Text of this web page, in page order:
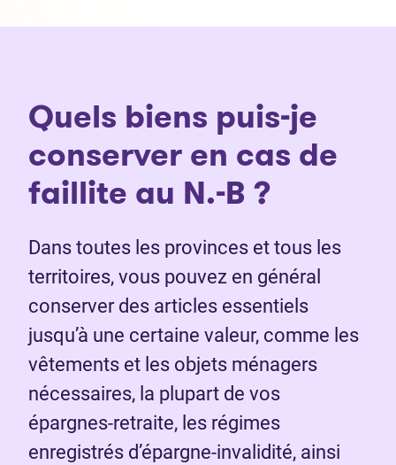
Quels biens puis-je
conserver en cas de
faillite au N.-B ?
Dans toutes les provinces et tous les
territoires, vous pouvez en général
conserver des articles essentiels
jusqu’à une certaine valeur, comme les
vêtements et les objets ménagers
nécessaires, la plupart de vos
épargnes-retraite, les régimes
enregistrés d’épargne-invalidité, ainsi